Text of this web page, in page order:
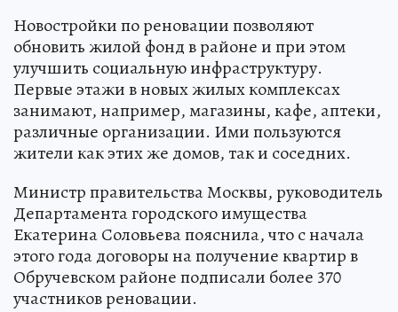
Новостройки по реновации позволяют
обновить жилой фонд в районе и при этом
улучшить социальную инфраструктуру.
Первые этажи в новых жилых комплексах
занимают, например, магазины, кафе, аптеки,
различные организации. Ими пользуются
жители как этих же домов, так и соседних.
Министр правительства Москвы, руководитель
Департамента городского имущества
Екатерина Соловьева пояснила, что с начала
этого года договоры на получение квартир в
Обручевском районе подписали более 370
участников реновации.